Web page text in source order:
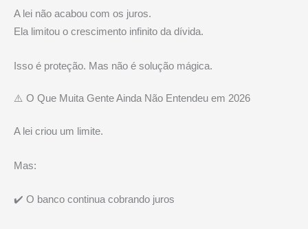
A lei não acabou com os juros.
Ela limitou o crescimento infinito da dívida.
Isso é proteção. Mas não é solução mágica.
⚠️ O Que Muita Gente Ainda Não Entendeu em 2026
A lei criou um limite.
Mas:
✔️ O banco continua cobrando juros